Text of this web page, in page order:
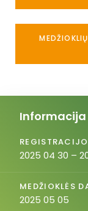
Informacija
2025 04 30 –
MEDŽIOKLĖS
2025 05 05